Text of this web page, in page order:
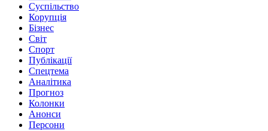
Суспільство
Корупція
Бізнес
Світ
Спорт
Публікації
Спецтема
Аналітика
Прогноз
Колонки
Анонси
Персони